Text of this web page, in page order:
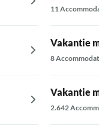
11
Vakantie
8 Accommodaties
Vakantie
2.642